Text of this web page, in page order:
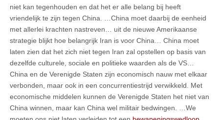
niet kan tegenhouden en dat het er alle belang bij heeft
vriendelijk te zijn tegen China. …China moet daarbij de eenheid
met allerlei krachten nastreven… uit de nieuwe Amerikaanse
strategie blijkt hoe belangrijk Iran is voor China… China moet
laten zien dat het zich niet tegen Iran zal opstellen op basis van
dezelfde culturele, sociale en politieke waarden als de VS…
China en de Verenigde Staten zijn economisch nauw met elkaar
verbonden, maar ook in een concurrentiestrijd verwikkeld. Met
economische middelen kunnen de Verenigde Staten het niet van
China winnen, maar kan China wel militair bedwingen. …We